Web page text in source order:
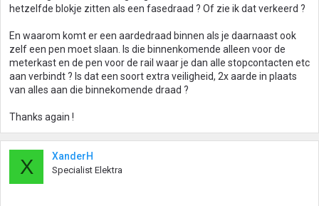
hetzelfde blokje zitten als een fasedraad ? Of zie ik dat verkeerd ?
En waarom komt er een aardedraad binnen als je daarnaast ook
zelf een pen moet slaan. Is die binnenkomende alleen voor de
meterkast en de pen voor de rail waar je dan alle stopcontacten etc
aan verbindt ? Is dat een soort extra veiligheid, 2x aarde in plaats
van alles aan die binnekomende draad ?
Thanks again !
X XanderH
Specialist Elektra